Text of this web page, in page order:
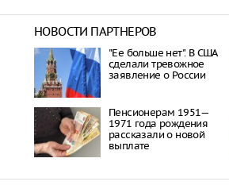
НОВОСТИ ПАРТНЕРОВ
"Ее больше нет". В США
сделали тревожное
заявление о России
Пенсионерам 1951—
1971 года рождения
рассказали о новой
выплате